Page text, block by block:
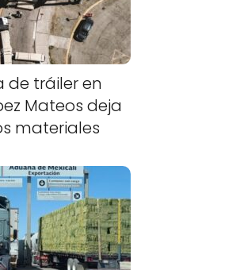
de tráiler en
Mateos deja
materiales